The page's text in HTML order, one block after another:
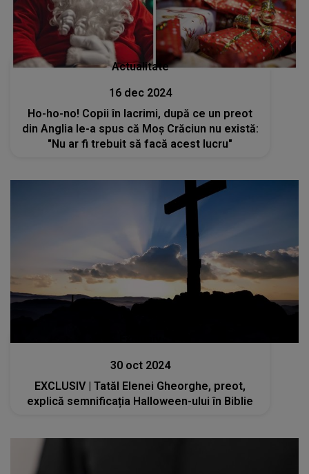
Actualitate
16 dec 2024
Ho-ho-no! Copii în lacrimi, după ce un preot
din Anglia le-a spus că Moş Crăciun nu există:
"Nu ar fi trebuit să facă acest lucru"
30 oct 2024
EXCLUSIV | Tatăl Elenei Gheorghe, preot,
explică semnificația Halloween-ului în Biblie